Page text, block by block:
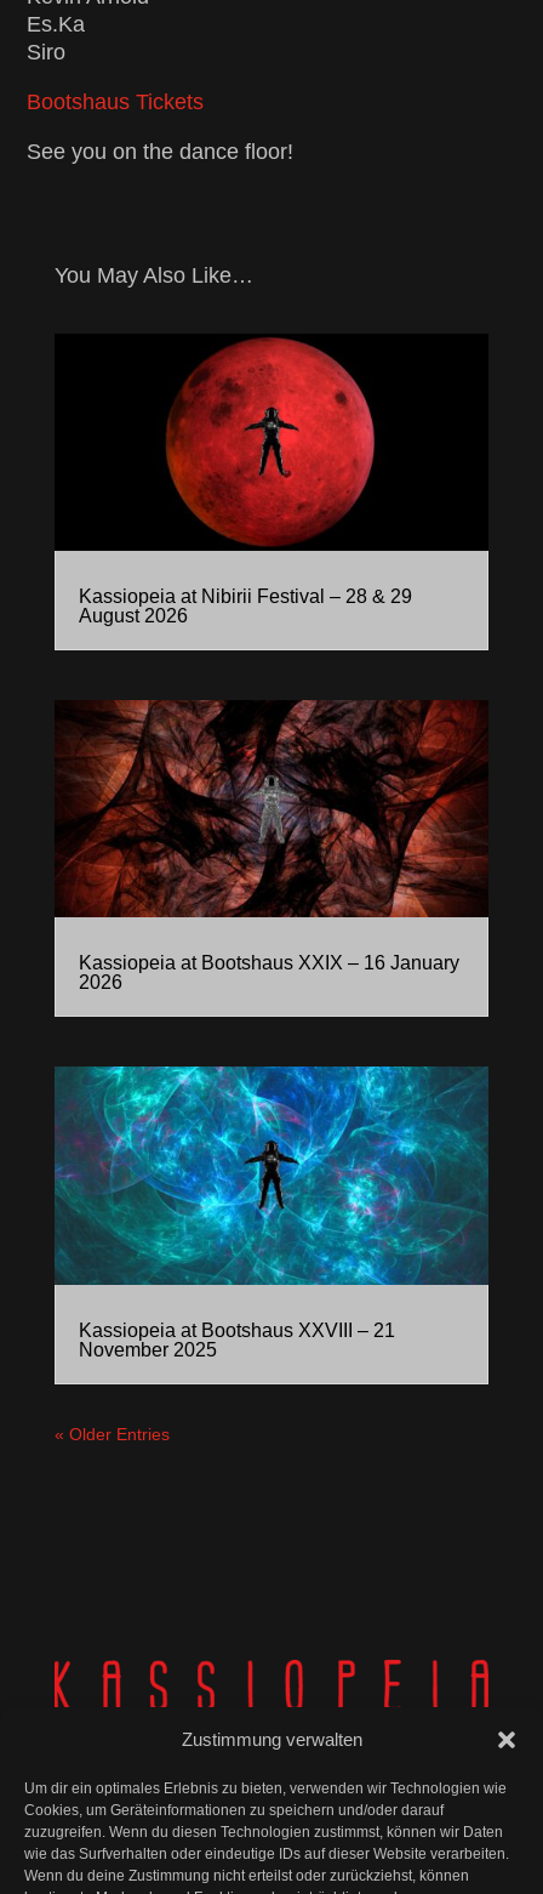
Zustimmung verwalten
Um dir ein optimales Erlebnis zu bieten, verwenden wir Technologien wie
Cookies, um Geräteinformationen zu speichern und/oder darauf
zuzugreifen. Wenn du diesen Technologien zustimmst, können wir Daten
wie das Surfverhalten oder eindeutige IDs auf dieser Website verarbeiten.
Wenn du deine Zustimmung nicht erteilst oder zurückziehst, können
Es.Ka
Siro
Bootshaus Tickets
See you on the dance floor!
You May Also Like…
Kassiopeia at Nibirii Festival – 28 & 29
August 2026
Kassiopeia at Bootshaus XXIX – 16 January
2026
Kassiopeia at Bootshaus XXVIII – 21
November 2025
« Older Entries
© Kassiopeia 2025